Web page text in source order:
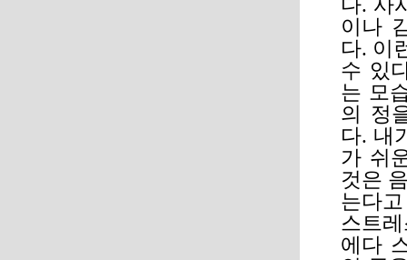
다. 사
이나
다. 이
수 있
는 모
의 정
다. 내
가 쉬
것은
는다
스트
에다